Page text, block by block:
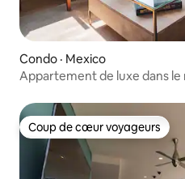
Condo · Mexico
Appartement de luxe dans
Coup de cœur voyageurs
Coup de cœur voyageurs